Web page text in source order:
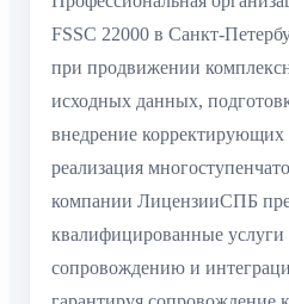
FSSC 22000 в Санкт-
при продвижении
исходных данных,
внедрение
реализация
компании ЛицензииСПБ
квалифицированные услуги
сопровождению и